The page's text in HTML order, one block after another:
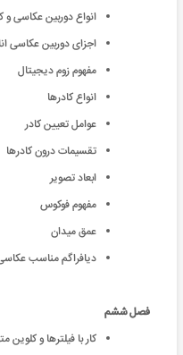
انواع دوربین عکاسی و
اجزای دوربین عکاسی
مفهوم زوم دیجیتال
انواع کادرها
عوامل تعیین کادر
تقسیمات درون کادرها
ابعاد تصویر
مفهوم فوکوس
عمق میدان
دیافراگم مناسب
فصل ششم
کار با فیلترها و کلوین